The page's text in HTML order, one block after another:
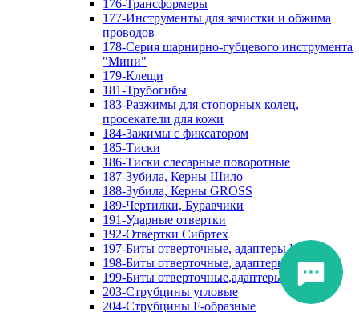
176-Трансформеры
177-Инструменты для зачистки и обжима
проводов
178-Серия шарнирно-губцевого инструмента
"Мини"
179-Клещи
181-Трубогибы
183-Разжимы для стопорных колец,
просекатели для кожи
184-Зажимы с фиксатором
185-Тиски
186-Тиски слесарные поворотные
187-Зубила, Керны Шило
188-Зубила, Керны GROSS
189-Чертилки, Буравчики
191-Ударные отвертки
192-Отвертки Сибртех
197-Биты отверточные, адаптеры Matrix
198-Биты отверточные, адаптеры Прочие
199-Биты отверточные,адаптеры Сибртех
203-Струбцины угловые
204-Струбцины F-образные